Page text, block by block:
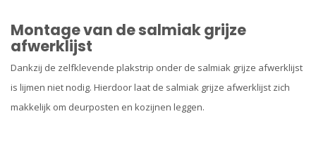
Montage van de salmiak grijze
afwerklijst
Dankzij de zelfklevende plakstrip onder de salmiak grijze afwerklijst
is lijmen niet nodig. Hierdoor laat de salmiak grijze afwerklijst zich
makkelijk om deurposten en kozijnen leggen.